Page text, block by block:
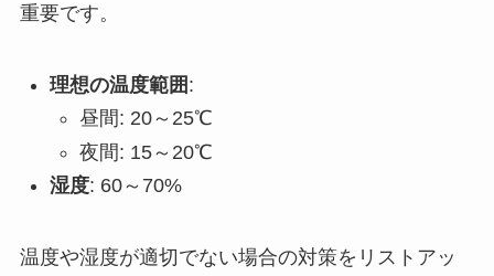
重要です。
理想の温度範囲 :
昼間: 20～25℃
夜間: 15～20℃
湿度: 60～70%
温度や湿度が適切でない場合の対策をリストアッ